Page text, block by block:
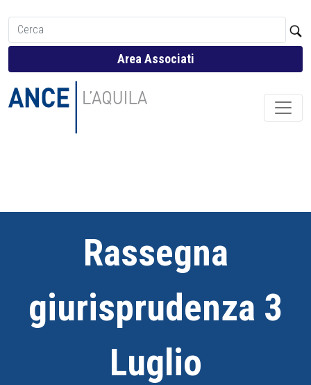
Area Associati
Rassegna
giurisprudenza 3
Luglio